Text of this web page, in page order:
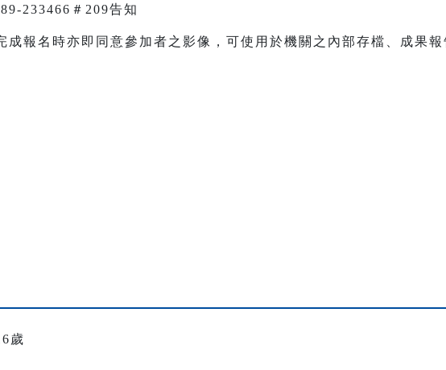
233466＃209告知
成報名時亦即同意參加者之影像，可使用於機關之內部存檔、成果
歲